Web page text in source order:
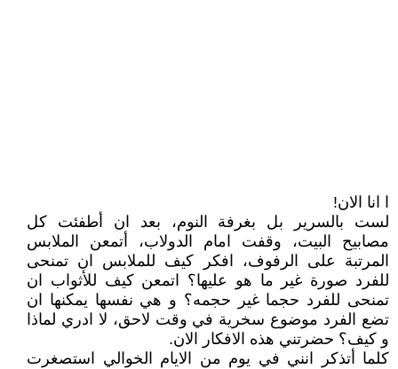
ا انا الان!
لست بالسرير بل بغرفة النوم، بعد ان أطفئت كل
مصابيح البيت، وقفت امام الدولاب، أتمعن الملابس
المرتبة على الرفوف، افكر كيف للملابس ان تمنحى
للفرد صورة غير ما هو عليها؟ اتمعن كيف للأثواب ان
تمنحى للفرد حجما غير حجمه؟ و هي نفسها يمكنها ان
تضع الفرد موضوع سخرية في وقت لاحق، لا ادري لماذا
و كيف؟ حضرتني هذه الافكار الان.
كلما أتذكر انني في يوم من الايام الخوالي استصغرت